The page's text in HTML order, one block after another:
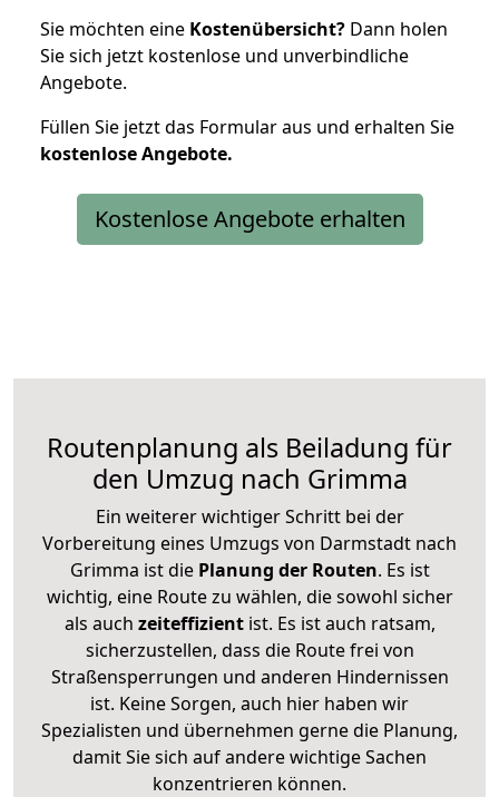
Sie möchten eine Kostenübersicht? Dann holen
Sie sich jetzt kostenlose und unverbindliche
Angebote.
Füllen Sie jetzt das Formular aus und erhalten Sie
kostenloseAngebote.
Kostenlose Angebote erhalten
Routenplanung als Beiladung für
den Umzug nach Grimma
Ein weiterer wichtiger Schritt bei der
Vorbereitung eines Umzugs von Darmstadt nach
Grimma ist diePlanung der Routen. Es ist
wichtig, eine Route zu wählen, die sowohl sicher
als auch zeiteffizientist. Es ist auch ratsam,
sicherzustellen, dass die Route frei von
Straßensperrungen und anderen Hindernissen
ist. Keine Sorgen, auch hier haben wir
Spezialisten und übernehmen gerne die Planung,
damit Sie sich auf andere wichtige Sachen
konzentrieren können.